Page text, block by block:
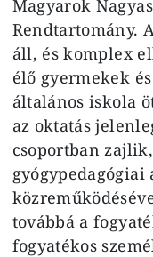
Magyarok
Rendtartomány.
áll, és komplex
élő gyermekek
általános iskola
az oktatás
csoportban
gyógypedagógiai
továbbá a
fogyatékos